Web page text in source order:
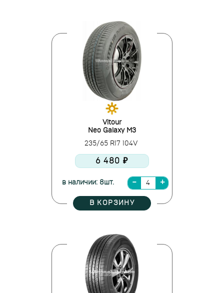
Vitour
Neo Galaxy M3
235/65 R17 104V
6 480 ₽
в наличии: 8шт.
В КОРЗИНУ